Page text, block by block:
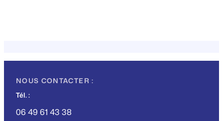
NOUS CONTACTER :
Tél. :
06 49 61 43 38